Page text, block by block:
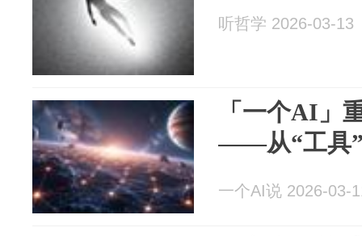
听哲学 2026-03-13
「一个AI」
——从“工具”
一个AI说 2026-03-